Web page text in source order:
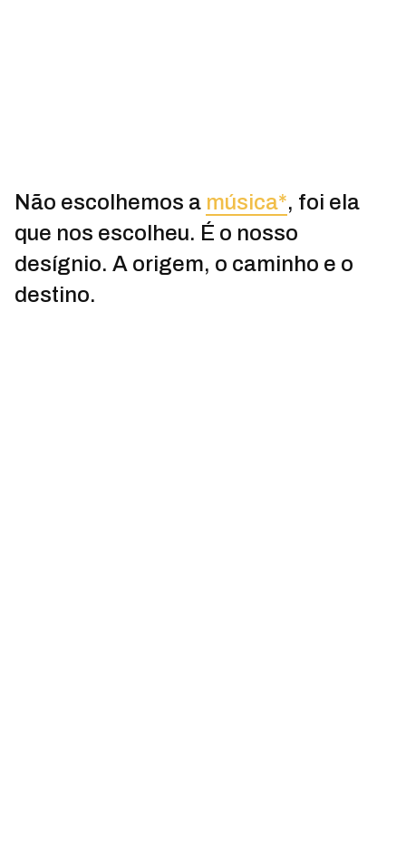
Não escolhemos a música*, foi ela
que nos escolheu. É o nosso
desígnio. A origem, o caminho e o
destino.